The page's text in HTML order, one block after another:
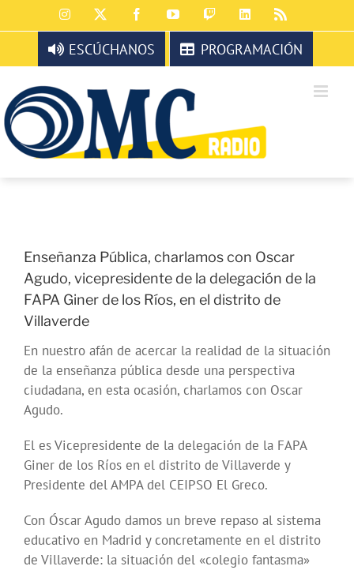
al
contenido
Instagram FacebookYouTubeTwitchLinkedIn
ESCÚCHANOS PROGRAMACIÓN
Enseñanza Pública, charlamos con Oscar
Agudo, vicepresidente de la delegación de la
FAPA Giner de los Ríos, en el distrito de
Villaverde
En nuestro afán de acercar la realidad de la situación
de la enseñanza pública desde una perspectiva
ciudadana, en esta ocasión, charlamos con Oscar
Agudo.
El es Vicepresidente de la delegación de la FAPA
Giner de los Ríos en el distrito de Villaverde y
Presidente del AMPA del CEIPSO El Greco.
Con Óscar Agudo damos un breve repaso al sistema
educativo en Madrid y concretamente en el distrito
de Villaverde: la situación del «colegio fantasma»